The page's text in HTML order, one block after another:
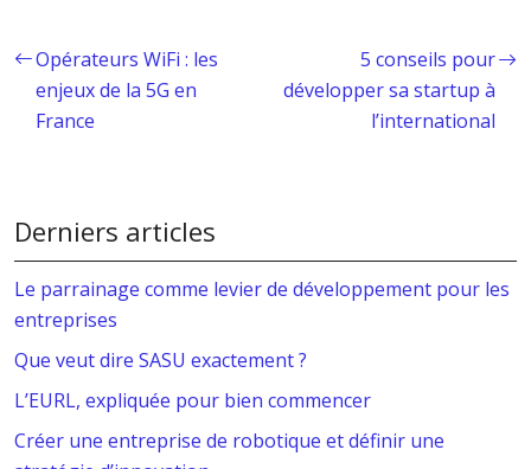
Opérateurs WiFi : les
enjeux de la 5G en
France
5 conseils pour
développer sa startup à
l’international
Derniers articles
Le parrainage comme levier de développement pour les
entreprises
Que veut dire SASU exactement ?
L’EURL, expliquée pour bien commencer
Créer une entreprise de robotique et définir une